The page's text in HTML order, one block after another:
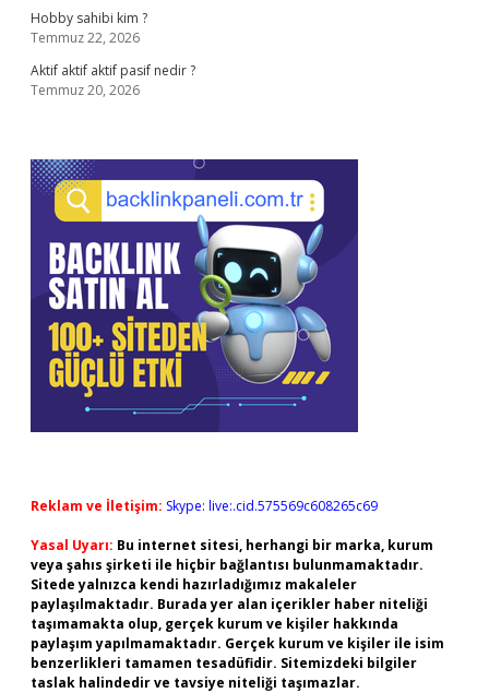
Hobby sahibi kim ?
Temmuz 22, 2026
Aktif aktif aktif pasif nedir ?
Temmuz 20, 2026
Reklam ve İletişim: Skype: live:.cid.575569c608265c69
Yasal Uyarı: Bu internet sitesi, herhangi bir marka, kurum
veya şahıs şirketi ile hiçbir bağlantısı bulunmamaktadır.
Sitede yalnızca kendi hazırladığımız makaleler
paylaşılmaktadır. Burada yer alan içerikler haber niteliği
taşımamakta olup, gerçek kurum ve kişiler hakkında
paylaşım yapılmamaktadır. Gerçek kurum ve kişiler ile isim
benzerlikleri tamamen tesadüfidir. Sitemizdeki bilgiler
taslak halindedir ve tavsiye niteliği taşımazlar.